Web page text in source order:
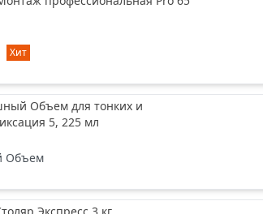
Хит
Объем для тонких и
5, 225 мл
Объем